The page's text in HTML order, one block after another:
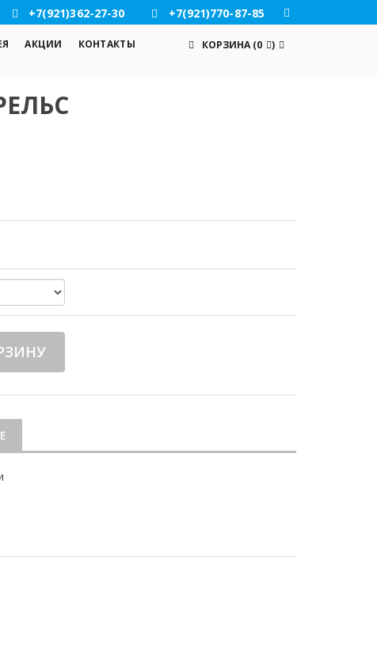
+7(921)362-27-30 +7(921)770-87-85
АКЦИИ КОНТАКТЫ КОРЗИНА (0 )